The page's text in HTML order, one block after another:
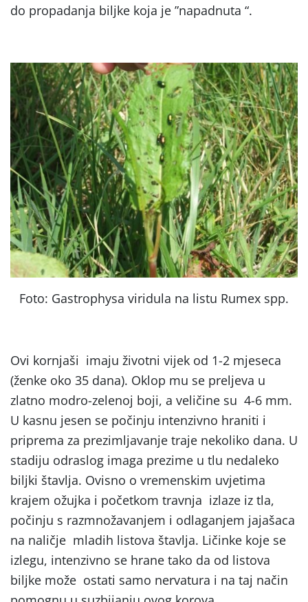
do propadanja biljke koja je ”napadnuta “.
Foto: Gastrophysa viridula na listu Rumex spp.
Ovi kornjaši imaju životni vijek od 1-2 mjeseca
(ženke oko 35 dana). Oklop mu se preljeva u
zlatno modro-zelenoj boji, a veličine su 4-6 mm.
U kasnu jesen se počinju intenzivno hraniti i
priprema za prezimljavanje traje nekoliko dana. U
stadiju odraslog imaga prezime u tlu nedaleko
biljki štavlja. Ovisno o vremenskim uvjetima
krajem ožujka i početkom travnja izlaze iz tla,
počinju s razmnožavanjem i odlaganjem jajašaca
na naličje mladih listova štavlja. Ličinke koje se
izlegu, intenzivno se hrane tako da od listova
biljke može ostati samo nervatura i na taj način